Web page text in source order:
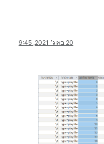
20 באוג׳ 2021, 9:45